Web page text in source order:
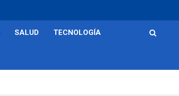
SALUD TECNOLOGÍA